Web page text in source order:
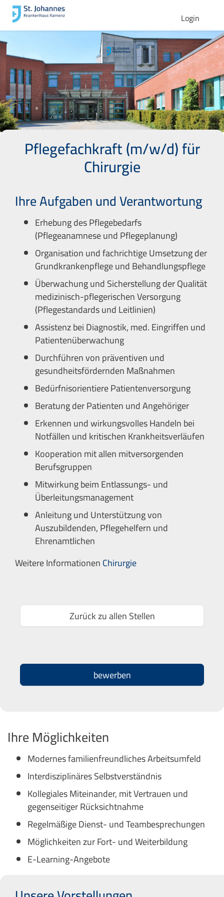
Login
Pflegefachkraft (m/w/d) für
Chirurgie
Ihre Aufgaben und Verantwortung
Erhebung des Pflegebedarfs
(Pflegeanamnese und Pflegeplanung)
Organisation und fachrichtige Umsetzung der
Grundkrankenpflege und Behandlungspflege
Überwachung und Sicherstellung der Qualität
medizinisch-pflegerischen Versorgung
(Pflegestandards und Leitlinien)
Assistenz bei Diagnostik, med. Eingriffen und
Patientenüberwachung
Durchführen von präventiven und
gesundheitsfördernden Maßnahmen
Bedürfnisorientiere Patientenversorgung
Beratung der Patienten und Angehöriger
Erkennen und wirkungsvolles Handeln bei
Notfällen und kritischen Krankheitsverläufen
Kooperation mit allen mitversorgenden
Berufsgruppen
Mitwirkung beim Entlassungs- und
Überleitungsmanagement
Anleitung und Unterstützung von
Auszubildenden, Pflegehelfern und
Ehrenamtlichen
Weitere InformationenChirurgie
Zurück zu allen Stellen
bewerben
Ihre Möglichkeiten
Modernes familienfreundliches Arbeitsumfeld
Interdisziplinäres Selbstverständnis
Kollegiales Miteinander, mit Vertrauen und
gegenseitiger Rücksichtnahme
Regelmäßige Dienst- und Teambesprechungen
Möglichkeiten zur Fort- und Weiterbildung
E-Learning-Angebote